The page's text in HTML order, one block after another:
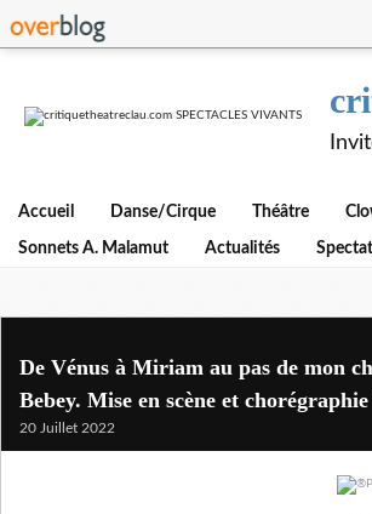
Accueil Danse/Cirque Théâtre
Sonnets A. Malamut Actualités
De Vénus à Miriam au pas de mon
Bebey. Mise en scène et
20 Juillet 2022